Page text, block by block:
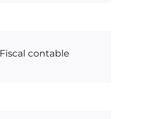
Fiscal contable